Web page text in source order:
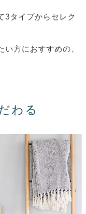
3タイプからセレク
い方におすすめの、
わる